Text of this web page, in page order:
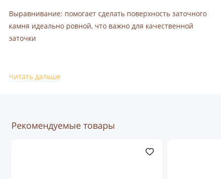
Выравнивание: помогает сделать поверхность заточного
камня идеально ровной, что важно для качественной
заточки
Размер:65 х 40 х 25 мм
Читать дальше
Рекомендуемые товары